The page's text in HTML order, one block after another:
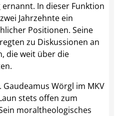
In dieser Funktion
Jahrzehnte ein
Positionen. Seine
zu Diskussionen an
die weit über die
Gaudeamus Wörgl im MKV
stets offen zum
moraltheologisches